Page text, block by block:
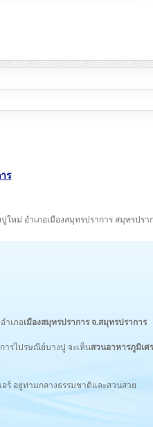
ร
หม่ อำเภอเมืองสมุทรปราการ สมุทรปรา
ำเภอเมืองสมุทรปราการ จ.สมุทรปราการ
ารไปรษณีย์บางปู จะเห็นสวนอาหารภูมิเศ
ร์ อยู่ท่ามกลางธรรมชาติและสวนสวย